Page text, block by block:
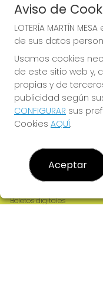
Imagen anterior
LOTERÍA MARTÍN
Resultados
Contacto
Empresas
Boletos digitales
Aviso de
LOTERÍA MARTÍN
de sus datos
Usamos cookies
de este sitio web y,
propias y de
publicidad según
CONFIGURAR sus
Cookies AQUÍ.
Aceptar